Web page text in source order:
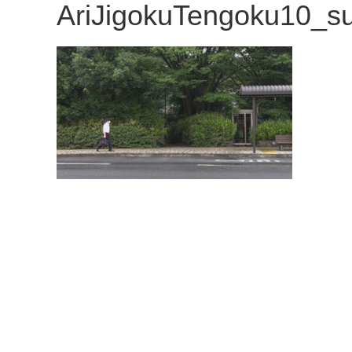
観
い
映
画
は
こ
の
街